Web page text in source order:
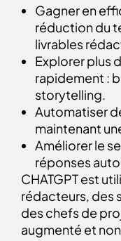
Gagner en
réduction du
livrables
Explorer plus
rapidement :
storytelling.
Automatiser
maintenant
Améliorer le
réponses
CHATGPT est
rédacteurs, des
des chefs de
augmenté et